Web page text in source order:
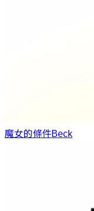
魔女的條件Beck